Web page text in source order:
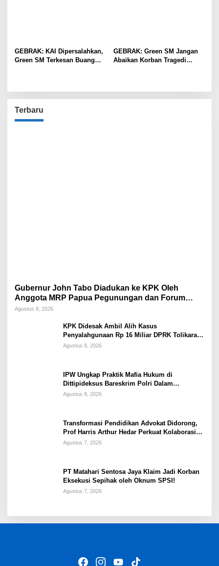
GEBRAK: KAI Dipersalahkan,
Green SM Terkesan Buang
GEBRAK: Green SM Jangan
Abaikan Korban Tragedi
Terbaru
Gubernur John Tabo Diadukan ke KPK Oleh
Anggota MRP Papua Pegunungan dan Forum
Warga Papua
Agustus 8, 2026
KPK Didesak Ambil Alih Kasus
Penyalahgunaan Rp 16 Miliar DPRK Tolikara
Tahun 2017
Agustus 8, 2026
IPW Ungkap Praktik Mafia Hukum di
Dittipideksus Bareskrim Polri Dalam
Penanganan Kasus PT ARA
Agustus 8, 2026
Transformasi Pendidikan Advokat Didorong,
Prof Harris Arthur Hedar Perkuat Kolaborasi
Kampus
Agustus 7, 2026
PT Matahari Sentosa Jaya Klaim Jadi Korban
Eksekusi Sepihak oleh Oknum SPSI!
Agustus 7, 2026